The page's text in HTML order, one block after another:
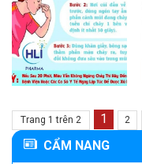
Trang 1 trên 2 1 2
CẨM NANG